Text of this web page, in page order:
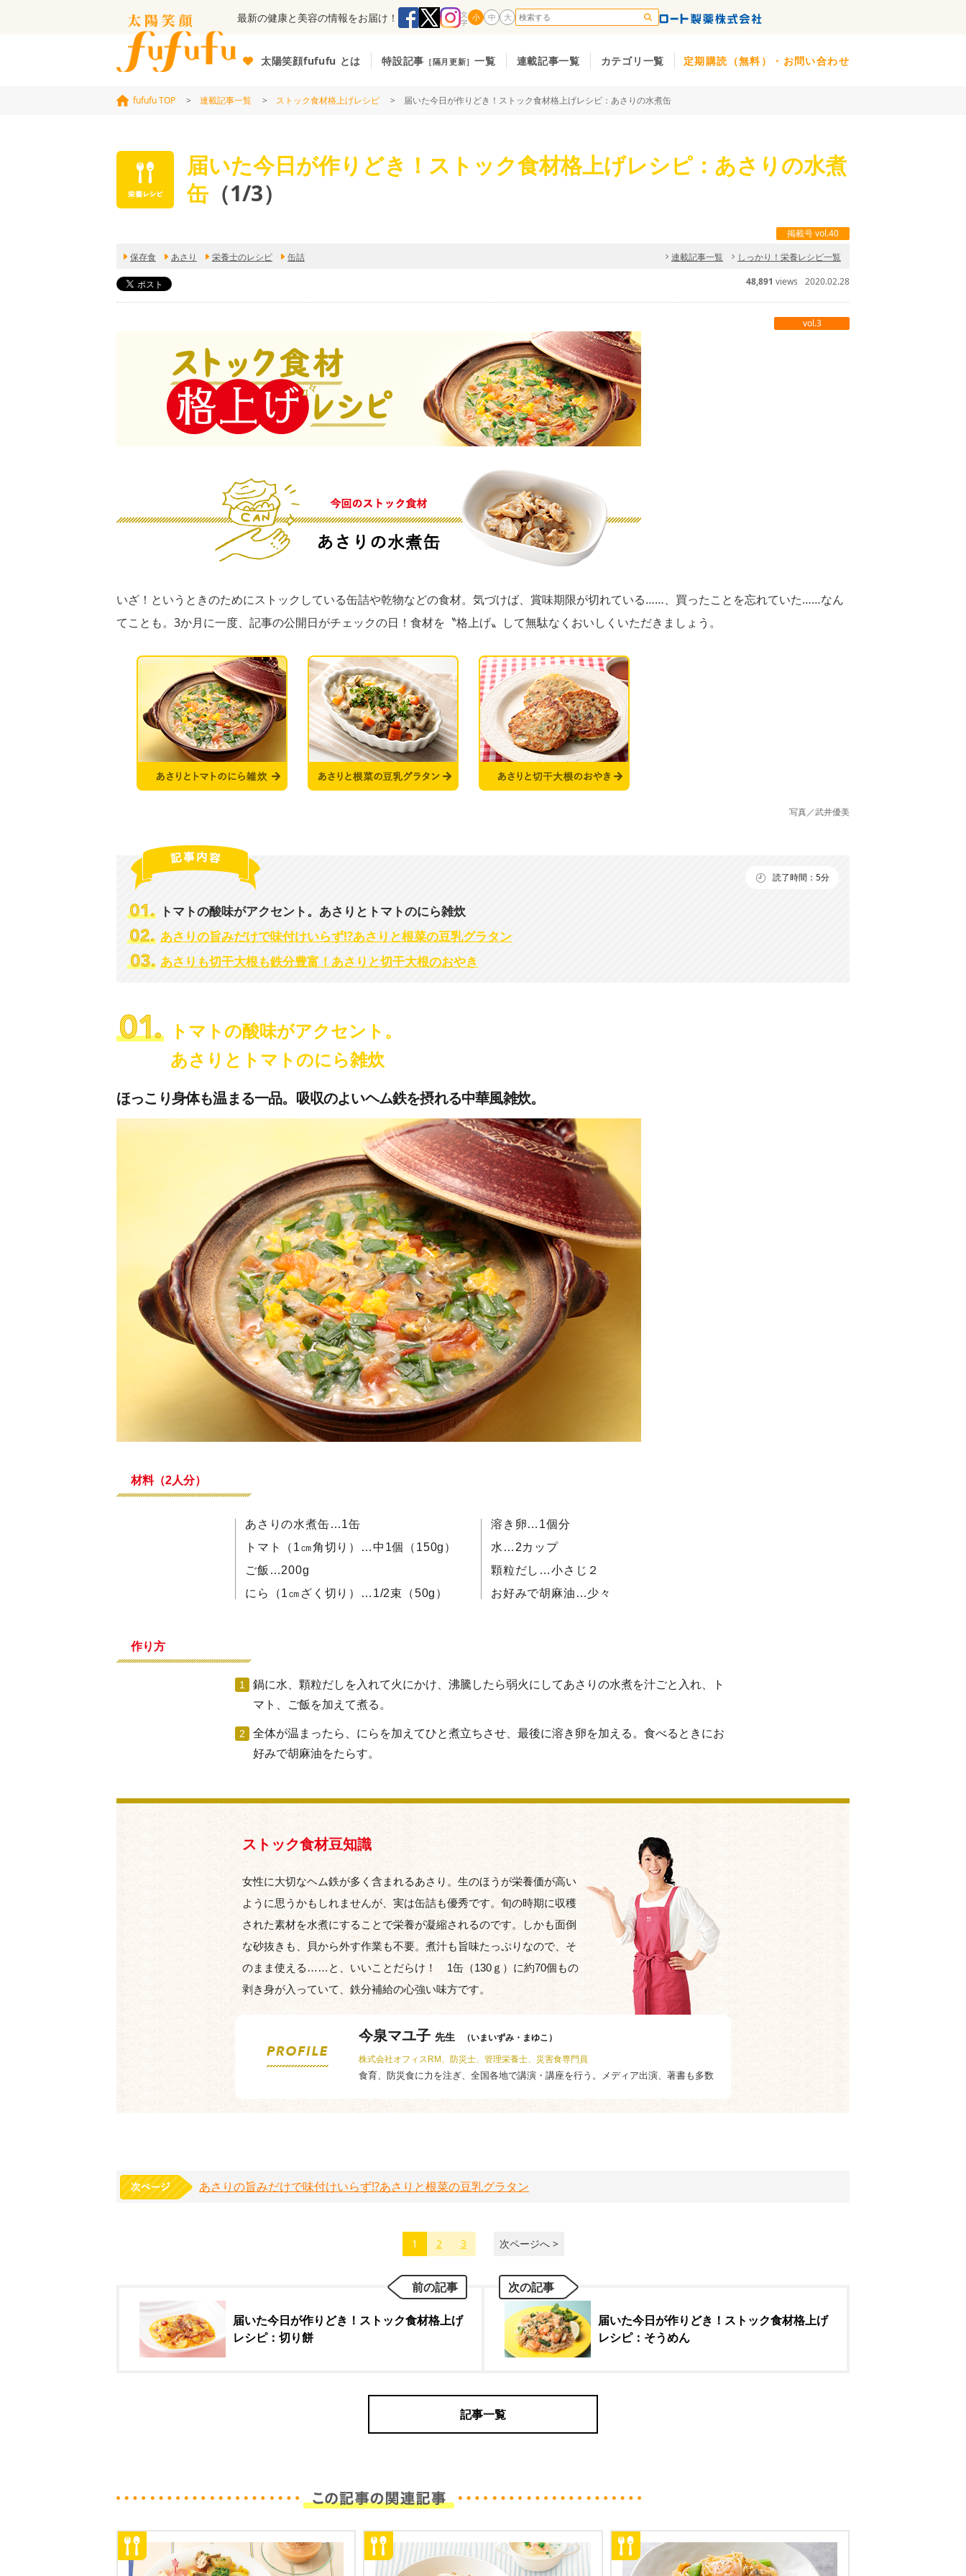
最新の健康と美容の情報をお届け！ 小 中 大
太陽笑顔fufufu とは 特設記事 ［隔月更新］一覧 連載記事一覧 カテゴリ一覧 定期購読（無料）・お問い合わせ
fufufu TOP > 連載記事一覧 > ストック食材格上げレシピ > 届いた今日が作りどき！ストック食材格上げレシピ：あさりの水煮缶
届いた今日が作りどき！ストック食材格上げレシピ：あさりの水煮
缶 （1/3）
掲載号 vol.40
保存食
あさり 栄養士のレシピ 缶詰 連載記事一覧
しっかり！栄養レシピ一覧
48,891 views 2020.02.28
vol.3
いざ！というときのためにストックしている缶詰や乾物などの食材。気づけば、賞味期限が切れている……、買ったことを忘れていた……なん
てことも。3か月に一度、記事の公開日がチェックの日！食材を〝格上げ〟して無駄なくおいしくいただきましょう。
写真／武井優美
トマトの酸味がアクセント。 あさりとトマトのにら雑炊
あさりの旨みだけで味付けいらず!?あさりと根菜の豆乳グラタン
あさりも切干大根も鉄分豊富！ あさりと切干大根のおやき
読了時間：5分
トマトの酸味がアクセント。
あさりとトマトのにら雑炊
ほっこり身体も温まる一品。吸収のよいヘム鉄を摂れる中華風雑炊。
材料（2人分）
あさりの水煮缶…1缶
トマト（1㎝角切り）…中1個（150g）
ご飯…200g
にら（1㎝ざく切り）…1/2束（50g）
溶き卵…1個分
水…2カップ
顆粒だし…小さじ２
お好みで胡麻油…少々
作り方
鍋に水、顆粒だしを入れて火にかけ、沸騰したら弱火にしてあさりの水煮を汁ごと入れ、ト
マト、ご飯を加えて煮る。
全体が温まったら、にらを加えてひと煮立ちさせ、最後に溶き卵を加える。食べるときにお
好みで胡麻油をたらす。
ストック食材豆知識
女性に大切なヘム鉄が多く含まれるあさり。生のほうが栄養価が高い
ように思うかもしれませんが、実は缶詰も優秀です。旬の時期に収穫
された素材を水煮にすることで栄養が凝縮されるのです。しかも面倒
な砂抜きも、貝から外す作業も不要。煮汁も旨味たっぷりなので、そ
のまま使える……と、いいことだらけ！ 1缶（130ｇ）に約70個もの
剥き身が入っていて、鉄分補給の心強い味方です。
今泉マユ子 先生 （いまいずみ・まゆこ）
株式会社オフィスRM、防災士、管理栄養士、災害食専門員
食育、防災食に力を注ぎ、全国各地で講演・講座を行う。メディア出演、著書も多数
あさりの旨みだけで味付けいらず!?あさりと根菜の豆乳グラタン
1 2 3 次ページへ >
前の記事
届いた今日が作りどき！ストック食材格上げ
レシピ：切り餅
次の記事
届いた今日が作りどき！ストック食材格上げ
レシピ：そうめん
記事一覧